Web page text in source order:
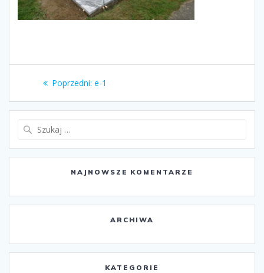
Nawigacja
wpisu
Poprzedni: Poprzedni
e-1
NAJNOWSZE KOMENTARZE
ARCHIWA
KATEGORIE